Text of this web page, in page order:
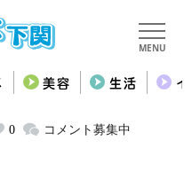
MENU
美容 生活
0 コメント募集中